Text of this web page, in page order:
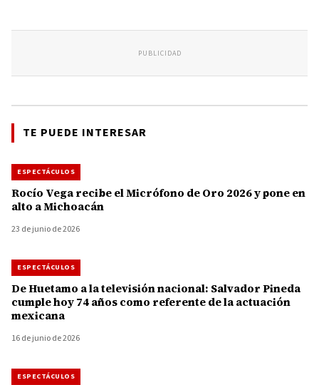
PUBLICIDAD
TE PUEDE INTERESAR
ESPECTÁCULOS
Rocío Vega recibe el Micrófono de Oro 2026 y pone en
alto a Michoacán
23 de junio de 2026
ESPECTÁCULOS
De Huetamo a la televisión nacional: Salvador Pineda
cumple hoy 74 años como referente de la actuación
mexicana
16 de junio de 2026
ESPECTÁCULOS